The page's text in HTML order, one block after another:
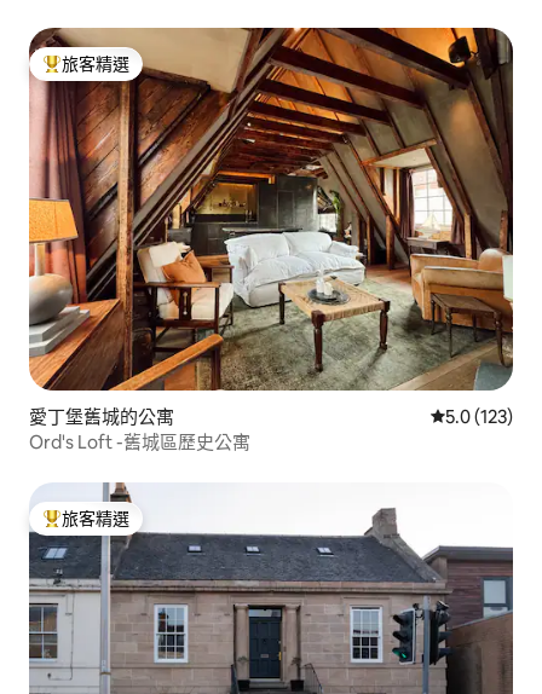
旅客精選榜首
旅客精選
愛丁堡舊城的公寓 從 123 則評
5.0 (123)
Ord's Loft -舊城區歷史公寓
旅客精選榜首
旅客精選